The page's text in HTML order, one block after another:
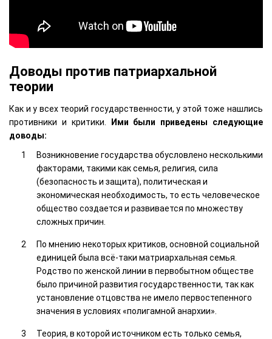
Доводы против патриархальной
теории
Как и у всех теорий государственности, у этой тоже нашлись
противники и критики.
Ими были приведены следующие
доводы:
Возникновение государства обусловлено несколькими
факторами, такими как семья, религия, сила
(безопасность и защита), политическая и
экономическая необходимость, то есть человеческое
общество создается и развивается по множеству
сложных причин.
По мнению некоторых критиков, основной социальной
единицей была всё-таки матриархальная семья.
Родство по женской линии в первобытном обществе
было причиной развития государственности, так как
установление отцовства не имело первостепенного
значения в условиях «полигамной анархии».
Теория, в которой источником есть только семья,